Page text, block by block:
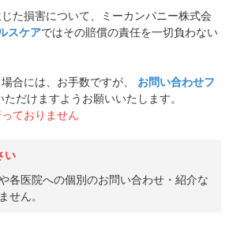
た損害について、ミーカンパニー株式会
スケアではその賠償の責任を一切負わない
合には、お手数ですが、
お問い合わせフ
だけますようお願いいたします。
ておりません
い
各医院への個別のお問い合わせ・紹介な
せん。